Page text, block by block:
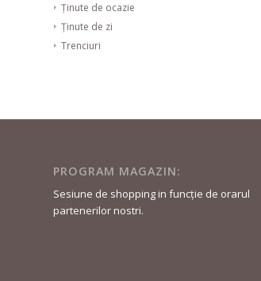
Ținute de ocazie
Ținute de zi
Trenciuri
PROGRAM MAGAZIN:
Sesiune de shopping in funcție de orarul
partenerilor nostri.